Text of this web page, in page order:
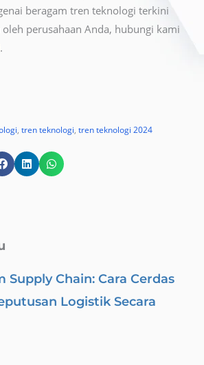
beragam tren teknologi terkini
perusahaan Anda, hubungi kami
.
, tren teknologi, tren teknologi 2024
Supply Chain: Cara Cerdas
Logistik Secara